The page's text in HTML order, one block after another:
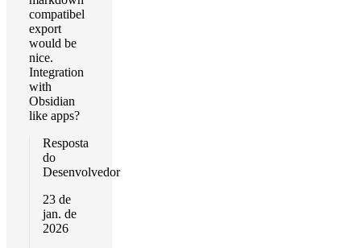
compatibel
export
would be
nice.
Integration
with
Obsidian
like apps?
Resposta
do
Desenvolvedor
23 de
jan. de
2026